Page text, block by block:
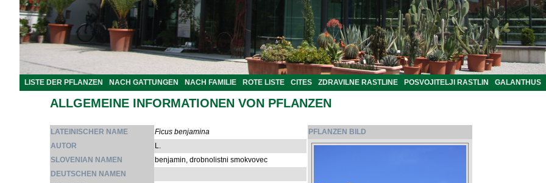
LISTE DER PFLANZEN NACH GATTUNGEN NACH FAMILIE ROTE LISTE CITES ZDRAVILNE RASTLINE POSVOJITELJI RASTLIN GALANTHUS
ALLGEMEINE INFORMATIONEN VON PFLANZEN
LATEINISCHER NAME
Ficus benjamina
AUTOR
L.
SLOVENIAN NAMEN
benjamin, drobnolistni smokvovec
DEUTSCHEN NAMEN
PFLANZEN BILD